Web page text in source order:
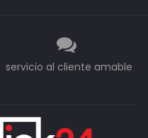
servicio al cliente amable